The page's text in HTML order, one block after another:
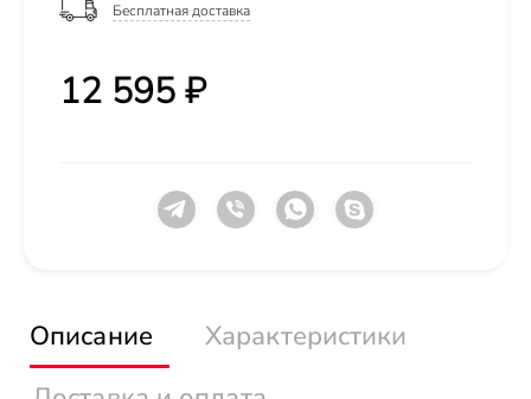
Бесплатная доставка
12 595 ₽
Описание
Характеристики